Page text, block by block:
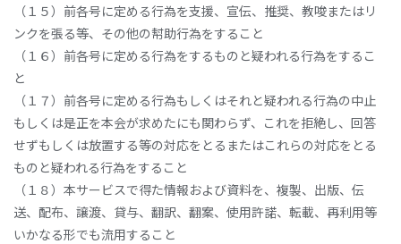
（１５）前各号に定める行為を支援、宣伝、推奨、教唆またはリ
ンクを張る等、その他の幇助行為をすること
（１６）前各号に定める行為をするものと疑われる行為をするこ
と
（１７）前各号に定める行為もしくはそれと疑われる行為の中止
もしくは是正を本会が求めたにも関わらず、これを拒絶し、回答
せずもしくは放置する等の対応をとるまたはこれらの対応をとる
ものと疑われる行為をすること
（１８）本サービスで得た情報および資料を、複製、出版、伝
送、配布、譲渡、貸与、翻訳、翻案、使用許諾、転載、再利用等
いかなる形でも流用すること